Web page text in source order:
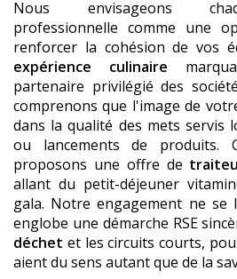
Nous envisageons
professionnelle comme une
renforcer la cohésion de vos
expérience culinaire
partenaire privilégié des
comprenons que l'image de
dans la qualité des mets servis
ou lancements de produits.
proposons une offre de
allant du petit-déjeuner
gala. Notre engagement ne
englobe une démarche RSE
déchet et les circuits courts,
aient du sens autant que de la